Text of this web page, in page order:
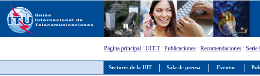
Sectores de la UIT Sala de prensa Eventos
Página principal : UIT-T: Publicaciones : Recomendaciones : Serie